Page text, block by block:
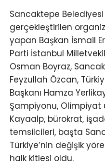
Sancaktepe
gerçekleştirilen
yapan Başkan İsmail
Parti İstanbul
Osman Boyraz,
Feyzullah Özcan,
Başkanı Hamza
Şampiyonu, Olimpiyat
Kayaalp, bürokrat,
temsilcileri, başta
Türkiye’nin değişik
halk kitlesi oldu.